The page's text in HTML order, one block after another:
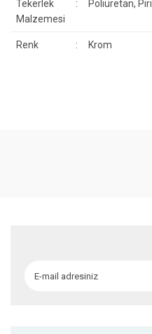
Tekerlek
Malzemesi
: Poliüretan,
Renk : Krom